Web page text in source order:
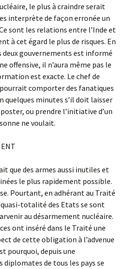
le plus à craindre serait
interprète de façon erronée un
sont les relations entre l’Inde et
à cet égard le plus de risques. En
deux gouvernements est informé
offensive, il n’aura même pas le
est exacte. Le chef de
comporter des fanatiques
quelques minutes s’il doit laisser
ou prendre l’initiative d’un
ne voulait.
que des armes aussi inutiles et
le plus rapidement possible.
Pourtant, en adhérant au Traité
totalité des Etats se sont
au désarmement nucléaire.
ont inséré dans le Traité une
de cette obligation à l’advenue
pourquoi, depuis une
diplomates de tous les pays se